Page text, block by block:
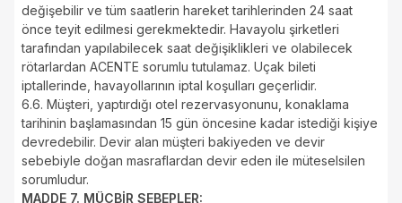
değişebilir ve tüm saatlerin hareket tarihlerinden 24 saat
önce teyit edilmesi gerekmektedir. Havayolu şirketleri
tarafından yapılabilecek saat değişiklikleri ve olabilecek
rötarlardan ACENTE sorumlu tutulamaz. Uçak bileti
iptallerinde, havayollarının iptal koşulları geçerlidir.
6.6. Müşteri, yaptırdığı otel rezervasyonunu, konaklama
tarihinin başlamasından 15 gün öncesine kadar istediği kişiye
devredebilir. Devir alan müşteri bakiyeden ve devir
sebebiyle doğan masraflardan devir eden ile müteselsilen
sorumludur.
MADDE 7. MÜCBİR SEBEPLER: